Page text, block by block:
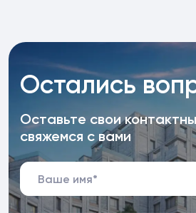
Остались
Оставьте свои
свяжемся с вами